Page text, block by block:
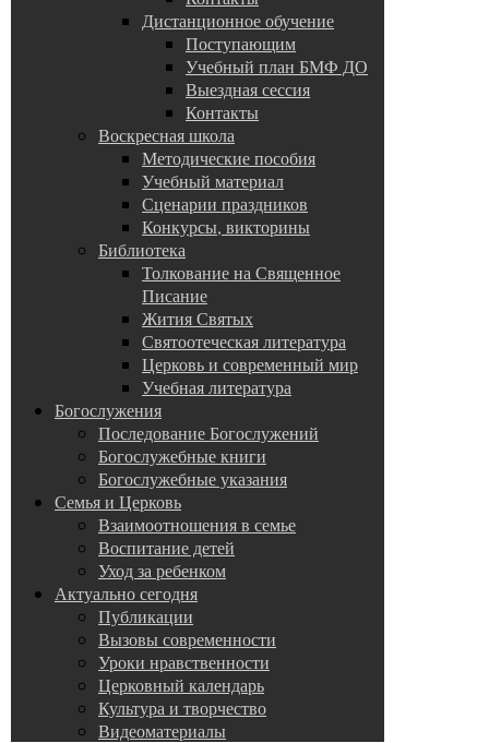
Дистанционное обучение
Поступающим
Учебный план БМФ ДО
Выездная сессия
Контакты
Воскресная школа
Методические пособия
Учебный материал
Сценарии праздников
Конкурсы, викторины
Библиотека
Толкование на Священное
Писание
Жития Святых
Святоотеческая литература
Церковь и современный мир
Учебная литература
Богослужения
Последование Богослужений
Богослужебные книги
Богослужебные указания
Семья и Церковь
Взаимоотношения в семье
Воспитание детей
Уход за ребенком
Актуально сегодня
Публикации
Вызовы современности
Уроки нравственности
Церковный календарь
Культура и творчество
Видеоматериалы